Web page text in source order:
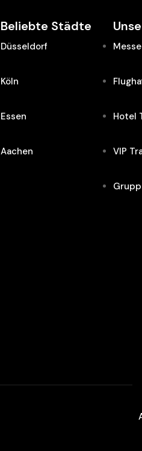
Beliebte Städte
Düsseldorf
Köln
Essen
Aachen
Hotel
VIP